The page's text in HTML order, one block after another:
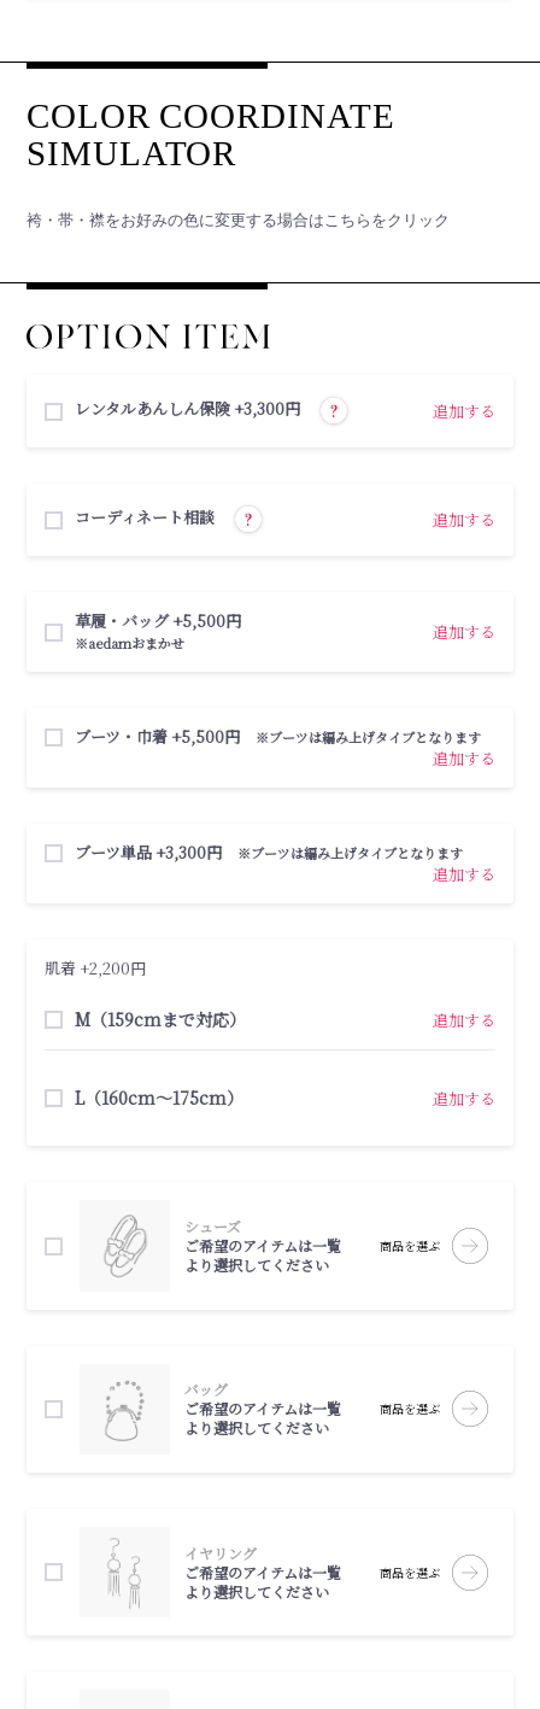
袴・帯・襟をお好みの色に変更する場合はこちらをクリック
レンタルあんしん保険 +3,300円 追加する
コーディネート相談 追加する
草履・バッグ +5,500円
※aedamおまかせ 追加する
ブーツ・巾着 +5,500円 ※ブーツは編み上げタイプとなります
追加する
ブーツ単品 +3,300円 ※ブーツは編み上げタイプとなります
追加する
肌着 +2,200円
M（159cmまで対応） 追加する
L（160cm～175cm） 追加する
シューズ
ご希望のアイテムは一覧
より選択してください
商品を選ぶ
バッグ
ご希望のアイテムは一覧
より選択してください
商品を選ぶ
イヤリング
ご希望のアイテムは一覧
より選択してください
商品を選ぶ